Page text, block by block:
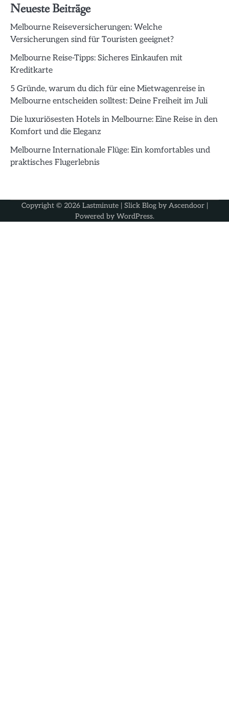
Neueste Beiträge
Melbourne Reiseversicherungen: Welche
Versicherungen sind für Touristen geeignet?
Melbourne Reise-Tipps: Sicheres Einkaufen mit
Kreditkarte
5 Gründe, warum du dich für eine Mietwagenreise in
Melbourne entscheiden solltest: Deine Freiheit im Juli
Die luxuriösesten Hotels in Melbourne: Eine Reise in den
Komfort und die Eleganz
Melbourne Internationale Flüge: Ein komfortables und
praktisches Flugerlebnis
Copyright © 2026 Lastminute| Slick Blog by Ascendoor|
Powered by WordPress.